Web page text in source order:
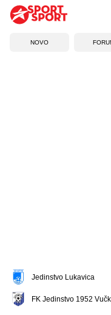
NOVO
Jedinstvo Lukavica
FK Jedinstvo 1952